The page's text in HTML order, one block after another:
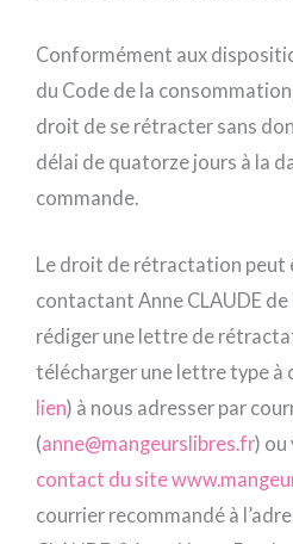
Conformément aux
du Code de la
droit de se rétracter sans
délai de quatorze jours à la
commande.
Le droit de rétractation peut
contactant Anne CLAUDE
rédiger une lettre de
télécharger une lettre type à
lien) à nous adresser par
(anne@mangeurslibres.fr) ou
contact du site
courrier recommandé à